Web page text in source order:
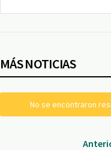
MÁS NOTICIAS
No se encontraron